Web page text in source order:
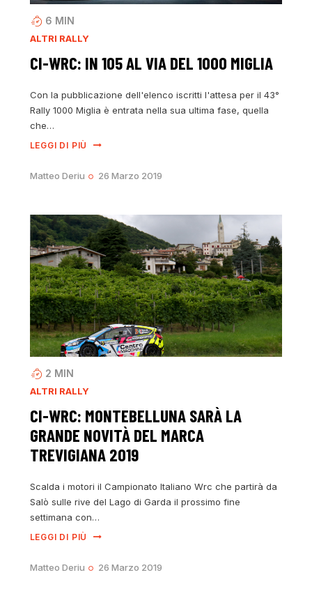
6 MIN
ALTRI RALLY
CI-WRC: IN 105 AL VIA DEL 1000 MIGLIA
Con la pubblicazione dell'elenco iscritti l'attesa per il 43°
Rally 1000 Miglia è entrata nella sua ultima fase, quella
che…
LEGGI DI PIÙ
Matteo Deriu 26 Marzo 2019
2 MIN
ALTRI RALLY
CI-WRC: MONTEBELLUNA SARÀ LA
GRANDE NOVITÀ DEL MARCA
TREVIGIANA 2019
Scalda i motori il Campionato Italiano Wrc che partirà da
Salò sulle rive del Lago di Garda il prossimo fine
settimana con…
LEGGI DI PIÙ
Matteo Deriu 26 Marzo 2019